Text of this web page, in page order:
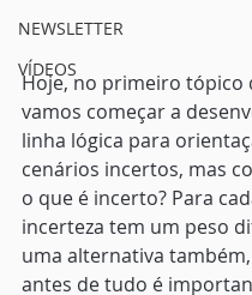
NEWSLETTER
VÍDEOS
Hoje, no primeiro tópico
vamos começar a
linha lógica para
cenários incertos, mas
o que é incerto? Para
incerteza tem um peso
uma alternativa
antes de tudo é